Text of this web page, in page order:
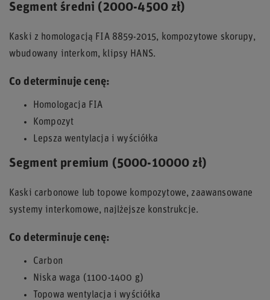
Segment średni (2000-4500 zł)
Kaski z homologacją FIA 8859-2015, kompozytowe skorupy,
wbudowany interkom, klipsy HANS.
Co determinuje cenę:
Homologacja FIA
Kompozyt
Lepsza wentylacja i wyściółka
Segment premium (5000-10000 zł)
Kaski carbonowe lub topowe kompozytowe, zaawansowane
systemy interkomowe, najlżejsze konstrukcje.
Co determinuje cenę:
Carbon
Niska waga (1100-1400 g)
Topowa wentylacja i wyściółka